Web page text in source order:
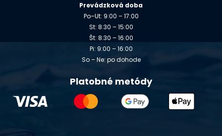
Prevádzková doba
Po–Ut: 9:00 – 17:00
St: 8:30 – 15:00
Št: 8:30 – 16:00
Pi: 9:00 – 16:00
So – Ne: po dohode
Platobné metódy